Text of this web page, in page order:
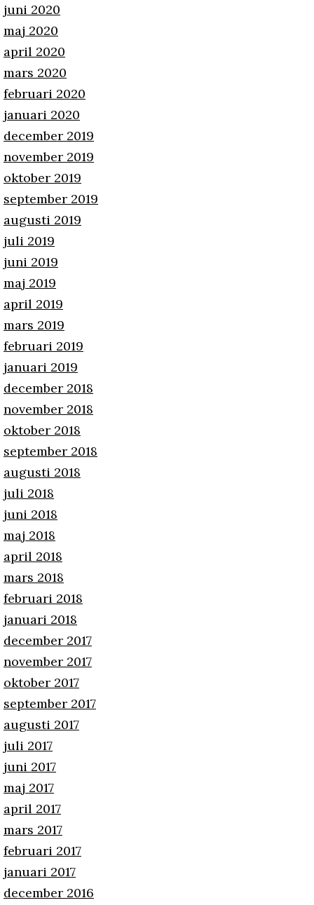
juni 2020
maj 2020
april 2020
mars 2020
februari 2020
januari 2020
december 2019
november 2019
oktober 2019
september 2019
augusti 2019
juli 2019
juni 2019
maj 2019
april 2019
mars 2019
februari 2019
januari 2019
december 2018
november 2018
oktober 2018
september 2018
augusti 2018
juli 2018
juni 2018
maj 2018
april 2018
mars 2018
februari 2018
januari 2018
december 2017
november 2017
oktober 2017
september 2017
augusti 2017
juli 2017
juni 2017
maj 2017
april 2017
mars 2017
februari 2017
januari 2017
december 2016